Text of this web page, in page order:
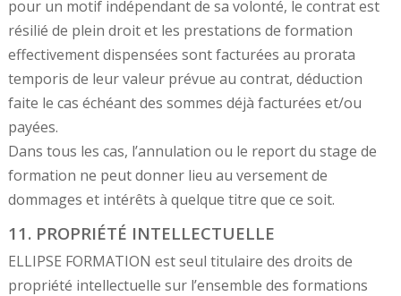
pour un motif indépendant de sa volonté, le contrat est
résilié de plein droit et les prestations de formation
effectivement dispensées sont facturées au prorata
temporis de leur valeur prévue au contrat, déduction
faite le cas échéant des sommes déjà facturées et/ou
payées.
Dans tous les cas, l’annulation ou le report du stage de
formation ne peut donner lieu au versement de
dommages et intérêts à quelque titre que ce soit.
11. PROPRIÉTÉ INTELLECTUELLE
ELLIPSE FORMATION est seul titulaire des droits de
propriété intellectuelle sur l’ensemble des formations